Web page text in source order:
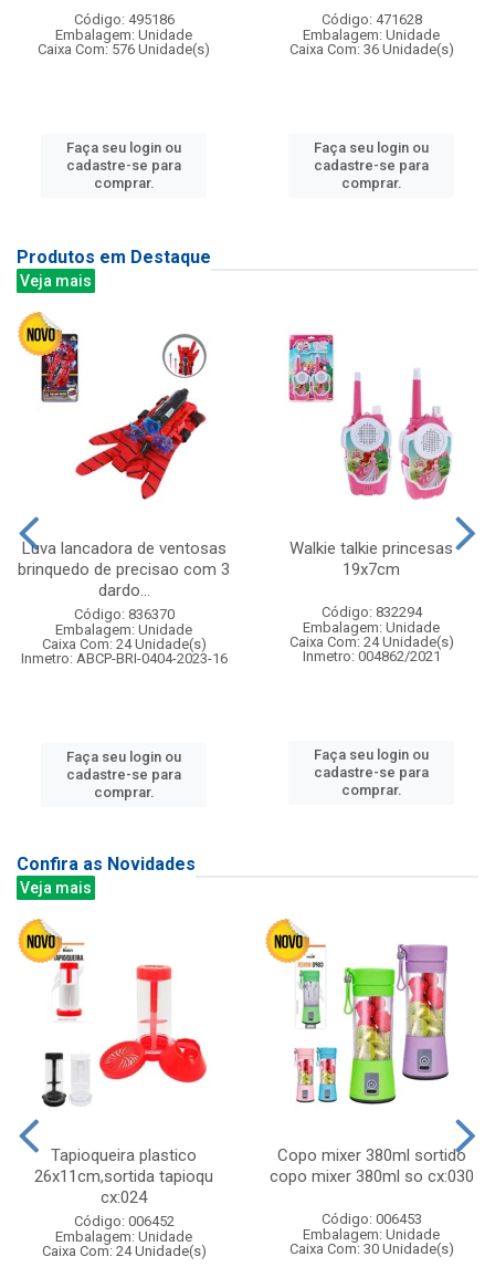
Código: 495186
Embalagem: Unidade
Caixa Com: 576 Unidade(s)
Faça seu login ou
cadastre-se para
comprar.
Código: 471628
Embalagem: Unidade
Caixa Com: 36 Unidade(s)
Faça seu login ou
cadastre-se para
comprar.
Produtos em Destaque
Veja mais
Luva lancadora de ventosas
brinquedo de precisao com 3
dardo...
Código: 836370
Embalagem: Unidade
Caixa Com: 24 Unidade(s)
Inmetro: ABCP-BRI-0404-2023-16
Faça seu login ou
cadastre-se para
comprar.
Walkie talkie princesas
19x7cm
Código: 832294
Embalagem: Unidade
Caixa Com: 24 Unidade(s)
Inmetro: 004862/2021
Faça seu login ou
cadastre-se para
comprar.
Confira as Novidades
Veja mais
Tapioqueira plastico
26x11cm,sortida tapioqu
cx:024
Código: 006452
Embalagem: Unidade
Caixa Com: 24 Unidade(s)
Copo mixer 380ml sortido
copo mixer 380ml so cx:030
Código: 006453
Embalagem: Unidade
Caixa Com: 30 Unidade(s)